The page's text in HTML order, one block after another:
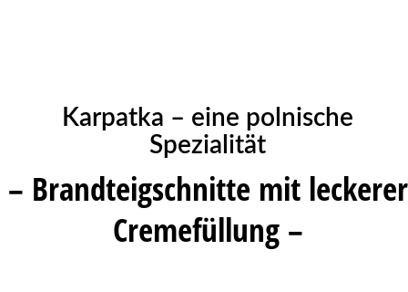
Karpatka – eine polnische
Spezialität
– Brandteigschnitte mit leckerer
Cremefüllung –